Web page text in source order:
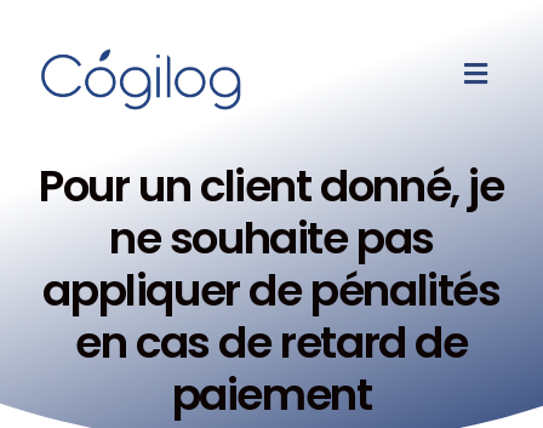
Pour un client donné, je
ne souhaite pas
appliquer de pénalités
en cas de retard de
paiement